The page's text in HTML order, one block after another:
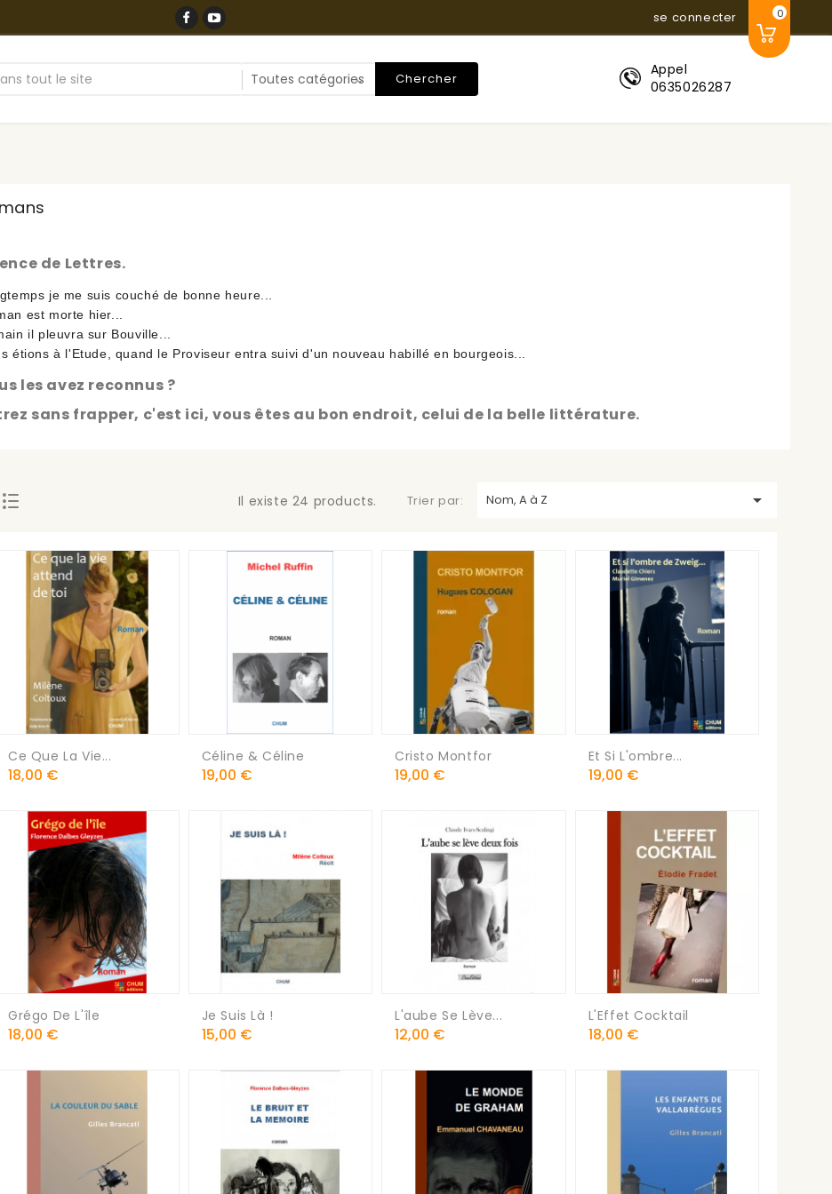
se connecter 0
Appel
0635026287
Chercher
de Lettres.
je me suis couché de bonne heure...
est morte hier...
il pleuvra sur Bouville...
étions à l'Etude, quand le Proviseur entra suivi d'un nouveau habillé en bourgeois..
les avez reconnus ?
sans frapper, c'est ici, vous êtes au bon endroit, celui de la belle littérature.
Il existe 24 products. Trier par: Nom, A à Z 
Ce Que La Vie...
Prix
18,00 €
Céline & Céline
Prix
19,00 €
Cristo Montfor
Prix
19,00 €
Et Si L'ombre...
Prix
19,00 €
Grégo De L'île
Prix
18,00 €
Je Suis Là !
Prix
15,00 €
L'aube Se Lève...
Prix
12,00 €
L'Effet Cocktail
Prix
18,00 €